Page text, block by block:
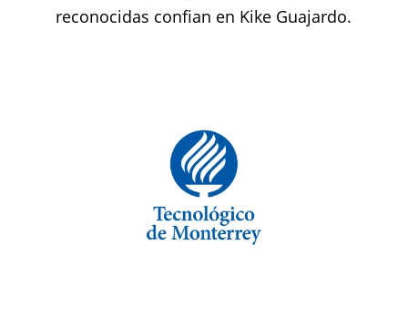
reconocidas confian en Kike Guajardo.